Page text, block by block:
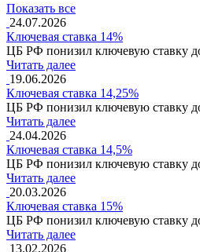
Показать все
24.07.2026
Ключевая ставка 14%
ЦБ РФ понизил ключевую ставку
Читать далее
19.06.2026
Ключевая ставка 14,25%
ЦБ РФ понизил ключевую ставку
Читать далее
24.04.2026
Ключевая ставка 14,5%
ЦБ РФ понизил ключевую ставку
Читать далее
20.03.2026
Ключевая ставка 15%
ЦБ РФ понизил ключевую ставку
Читать далее
13.02.2026